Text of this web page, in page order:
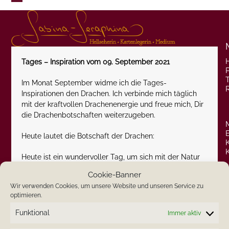
Cookie-Banner
Wir verwenden Cookies, um unsere Website und unseren Service zu
optimieren.
Funktional Immer aktiv
Skip
Open
mobile
menu
Close
mobile
menu
Tages – Inspiration vom 09. September 2021
Im Monat September widme ich die Tages-
Inspirationen den Drachen. Ich verbinde mich täglich
mit der kraftvollen Drachenenergie und freue mich, Dir
die Drachenbotschaften weiterzugeben.
Heute lautet die Botschaft der Drachen:
Heute ist ein wundervoller Tag, um sich mit der Natur
Verbindung zur Natur.
Ich wünsche Dir einen wundervollen Donnerstag und
bin gespannt, was Du berichtest.